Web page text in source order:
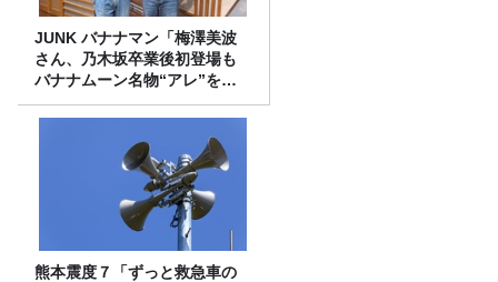
JUNK バナナマン「梅澤美波
さん、乃木坂卒業後初登場も
バナナムーン名物“アレ”を喰
らう」
熊本震度７「ずっと救急車の